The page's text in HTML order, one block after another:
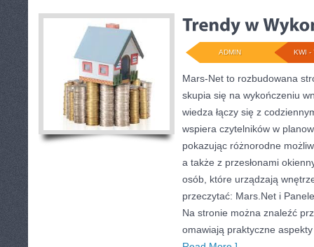
KWI -
ADMIN
Mars-Net to rozbudowana
skupia się na wykończeniu
wiedza łączy się z
wspiera czytelników w
pokazując różnorodne
a także z przesłonami
osób, które urządzają
przeczytać: Mars.Net i
Na stronie można znaleźć
omawiają praktyczne